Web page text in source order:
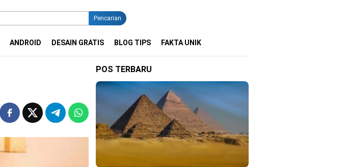
Pencarian
ANDROID DESAIN GRATIS BLOG TIPS FAKTA UNIK
POS TERBARU